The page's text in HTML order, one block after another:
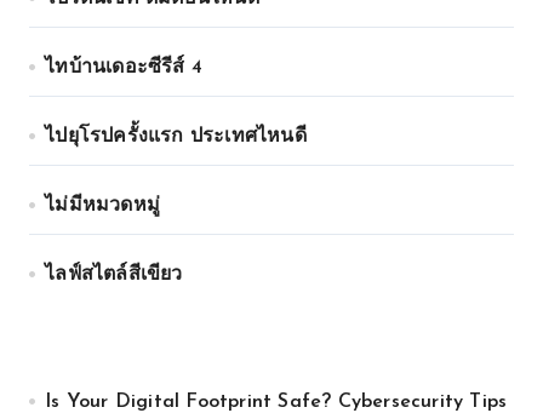
ไทบ้านเดอะซีรีส์ 4
ไปยุโรปครั้งแรก ประเทศไหนดี
ไม่มีหมวดหมู่
ไลฟ์สไตล์สีเขียว
Is Your Digital Footprint Safe? Cybersecurity Tips